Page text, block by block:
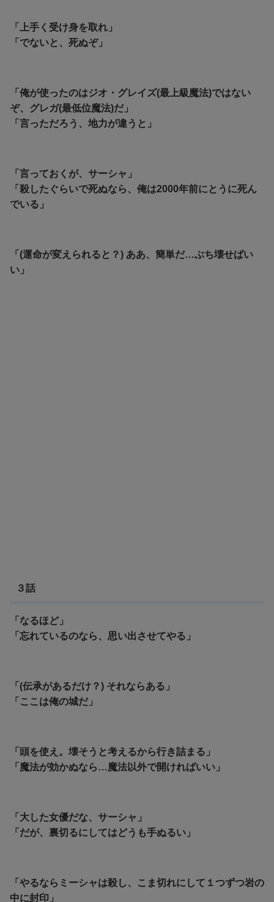
「上手く受け身を取れ」
「でないと、死ぬぞ」
「俺が使ったのはジオ・グレイズ(最上級魔法)ではない
ぞ、グレガ(最低位魔法)だ」
「言っただろう、地力が違うと」
「言っておくが、サーシャ」
「殺したぐらいで死ぬなら、俺は2000年前にとうに死ん
でいる」
「(運命が変えられると？) ああ、簡単だ…ぶち壊せばい
い」
３話
「なるほど」
「忘れているのなら、思い出させてやる」
「(伝承があるだけ？) それならある」
「ここは俺の城だ」
「頭を使え。壊そうと考えるから行き詰まる」
「魔法が効かぬなら…魔法以外で開ければいい」
「大した女優だな、サーシャ」
「だが、裏切るにしてはどうも手ぬるい」
「やるならミーシャは殺し、こま切れにして１つずつ岩の
中に封印」